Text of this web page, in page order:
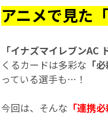
アニメで見た
「イナズマイレブンAC
くるカードは多彩な 「
っている選手も…！
今回は、そんな 「連携必